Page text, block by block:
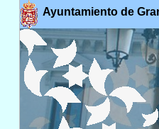
Ayuntamiento de